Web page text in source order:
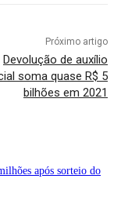
Próximo artigo
Devolução de auxílio
soma quase R$ 5
bilhões em 2021
após sorteio do